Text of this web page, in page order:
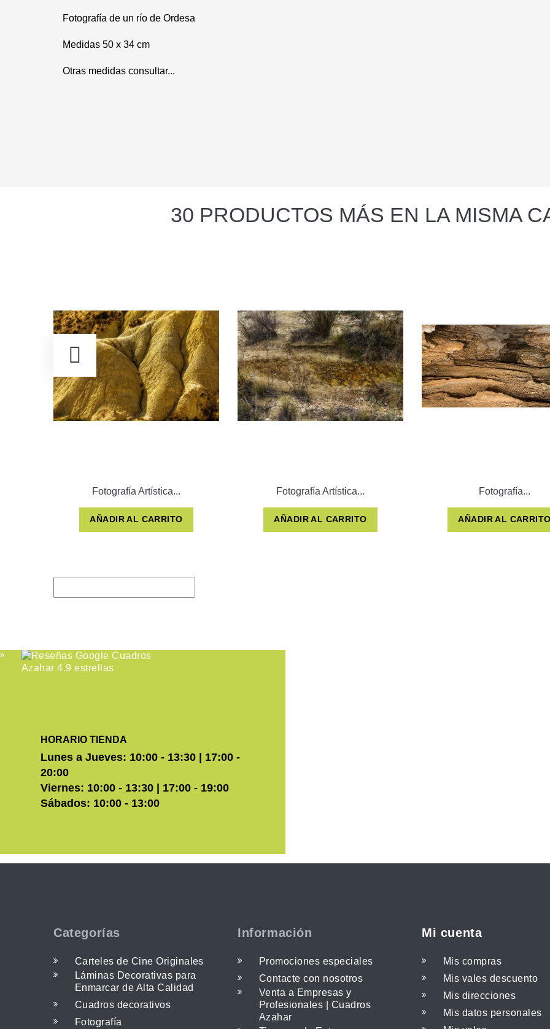
Fotografía de un río de Ordesa
Medidas 50 x 34 cm
Otras medidas consultar...
30 PRODUCTOS MÁS EN LA MISMA
Fotografía Artística...
AÑADIR AL CARRITO
Fotografía Artística...
AÑADIR AL CARRITO
Fotografía...
AÑADIR AL
HORARIO TIENDA
Lunes a Jueves: 10:00 - 13:30 | 17:00 -
20:00
Viernes: 10:00 - 13:30 | 17:00 - 19:00
Sábados: 10:00 - 13:00
Categorías
Carteles de Cine Originales
Láminas Decorativas para
Enmarcar de Alta Calidad
Cuadros decorativos
Fotografía
Información
Promociones especiales
Contacte con nosotros
Venta a Empresas y
Profesionales | Cuadros
Azahar
Mi cuenta
Mis compras
Mis vales descuento
Mis direcciones
Mis datos personales